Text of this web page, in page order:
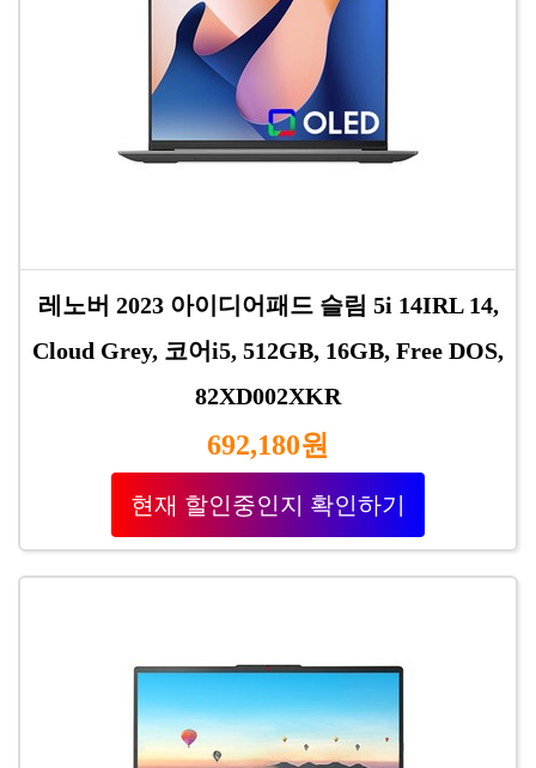
레노버 2023 아이디어패드 슬림 5i 14IRL 14,
Cloud Grey, 코어i5, 512GB, 16GB, Free DOS,
82XD002XKR
692,180원
현재 할인중인지 확인하기